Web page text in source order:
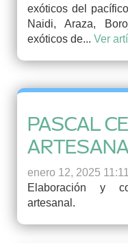
exóticos del
Naidi, Araza,
exóticos de... Ver
PASCAL
enero 12, 2025
Elaboración y
artesanal.